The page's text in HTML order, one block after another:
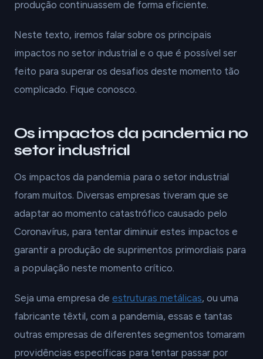
produção continuassem de forma eficiente.
Neste texto, iremos falar sobre os principais
impactos no setor industrial e o que é possível ser
feito para superar os desafios deste momento tão
complicado. Fique conosco.
Os impactos da pandemia no
setor industrial
Os impactos da pandemia para o setor industrial
foram muitos. Diversas empresas tiveram que se
adaptar ao momento catastrófico causado pelo
Coronavírus, para tentar diminuir estes impactos e
garantir a produção de suprimentos primordiais para
a população neste momento crítico.
Seja uma empresa de estruturas metálicas, ou uma
fabricante têxtil, com a pandemia, essas e tantas
outras empresas de diferentes segmentos tomaram
providências específicas para tentar passar por